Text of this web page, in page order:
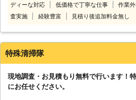
います。 で
弊社のスタッ
な知識を持っ
モットーに対
関する事なら
ディーな対応
低価格で丁寧な仕事 作業
査実施
経験豊富 見積り後追加料金無し
特殊清掃隊
現地調査・お見積もり無料で行います！
にお任せください。